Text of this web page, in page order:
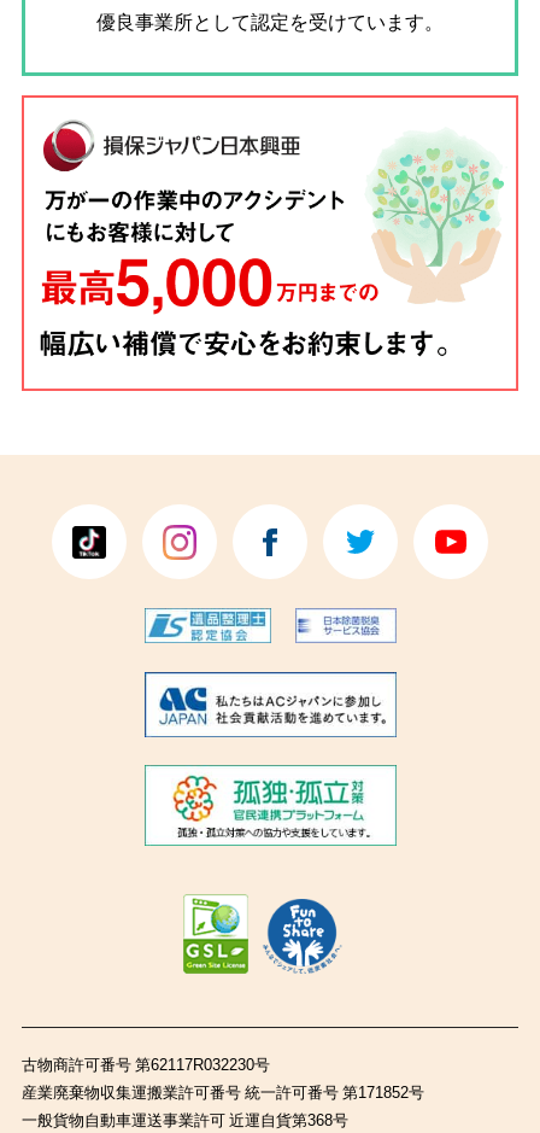
優良事業所として認定を受けています。
古物商許可番号 第62117R032230号
産業廃棄物収集運搬業許可番号 統一許可番号 第171852号
一般貨物自動車運送事業許可 近運自貨第368号